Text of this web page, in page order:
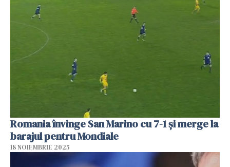
Romania învinge San Marino cu 7-1 și merge la
barajul pentru Mondiale
18 NOIEMBRIE 2025